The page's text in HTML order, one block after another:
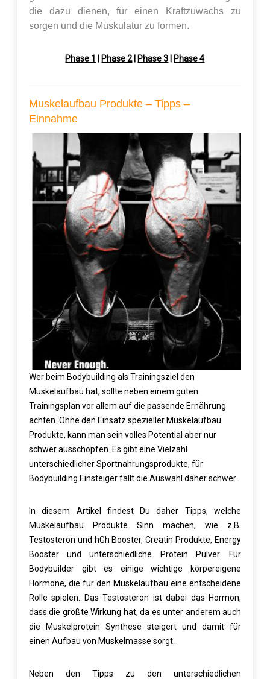
die dazu dienen, für einen Kraftzuwachs zu
sorgen und die Muskulatur zu formen.
Phase 1 Phase 2| Phase 3 Phase 4
Muskelaufbau Produkte – Tipps –
Einnahme
Wer beim Bodybuilding als Trainingsziel den
Muskelaufbau hat, sollte neben einem guten
Trainingsplan vor allem auf die passende Ernährung
achten. Ohne den Einsatz spezieller Muskelaufbau
Produkte, kann man sein volles Potential aber nur
schwer ausschöpfen. Es gibt eine Vielzahl
unterschiedlicher Sportnahrungsprodukte, für
Bodybuilding Einsteiger fällt die Auswahl daher schwer.
In diesem Artikel findest Du daher Tipps, welche
Muskelaufbau Produkte Sinn machen, wie z.B.
Testosteron und hGh Booster, Creatin Produkte, Energy
Booster und unterschiedliche Protein Pulver. Für
Bodybuilder gibt es einige wichtige körpereigene
Hormone, die für den Muskelaufbau eine entscheidene
Rolle spielen. Das Testosteron ist dabei das Hormon,
dass die größte Wirkung hat, da es unter anderem auch
die Muskelprotein Synthese steigert und damit für
einen Aufbau von Muskelmasse sorgt.
Neben den Tipps zu den unterschiedlichen